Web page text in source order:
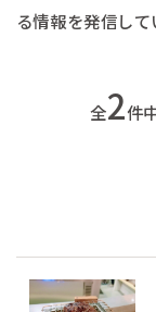
る情報を発信して
全2件